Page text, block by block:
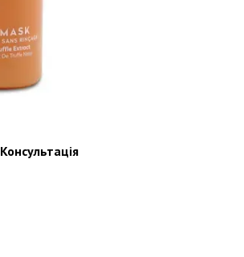
Консультація